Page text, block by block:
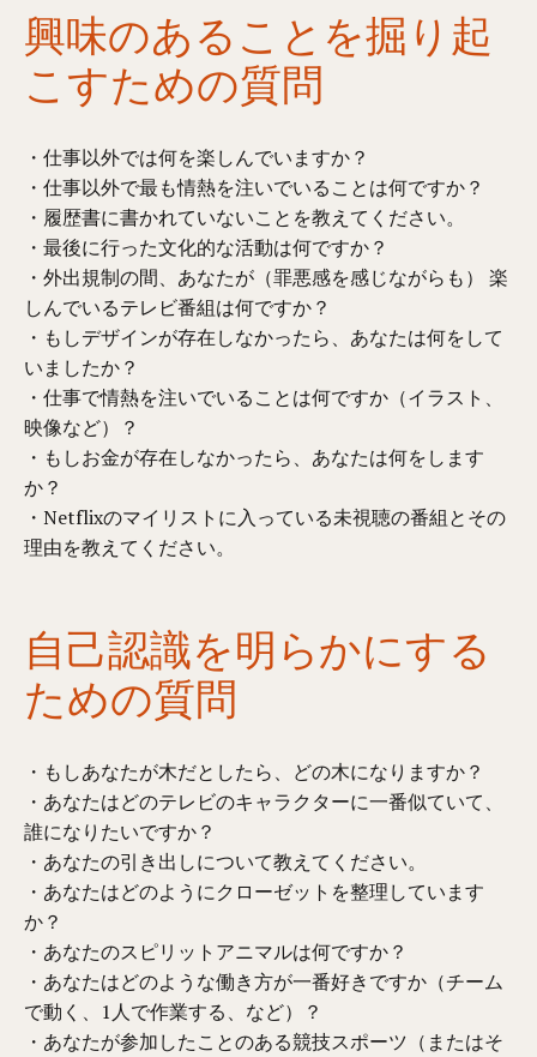
興味のあることを掘り起
こすための質問
・仕事以外では何を楽しんでいますか？
・仕事以外で最も情熱を注いでいることは何ですか？
・履歴書に書かれていないことを教えてください。
・最後に行った文化的な活動は何ですか？
・外出規制の間、あなたが（罪悪感を感じながらも） 楽
しんでいるテレビ番組は何ですか？
・もしデザインが存在しなかったら、あなたは何をして
いましたか？
・仕事で情熱を注いでいることは何ですか（イラスト、
映像など）？
・もしお金が存在しなかったら、あなたは何をします
か？
・Netflixのマイリストに入っている未視聴の番組とその
理由を教えてください。
自己認識を明らかにする
ための質問
・もしあなたが木だとしたら、どの木になりますか？
・あなたはどのテレビのキャラクターに一番似ていて、
誰になりたいですか？
・あなたの引き出しについて教えてください。
・あなたはどのようにクローゼットを整理しています
か？
・あなたのスピリットアニマルは何ですか？
・あなたはどのような働き方が一番好きですか（チーム
で動く、1人で作業する、など）？
・あなたが参加したことのある競技スポーツ（またはそ